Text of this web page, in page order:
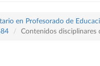
en Profesorado de
Contenidos disciplinares